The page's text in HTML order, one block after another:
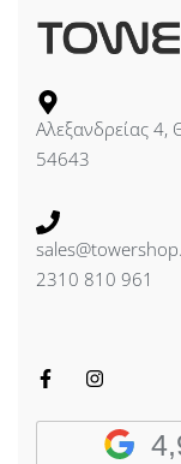
Αλεξανδρείας 4,
54643
2310 810 961